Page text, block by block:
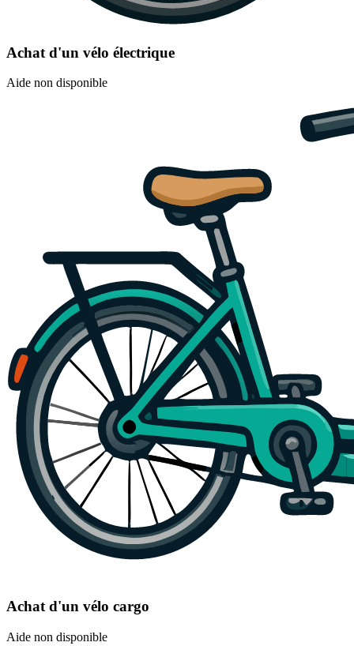
Achat d'un vélo électrique
Aide non disponible
Achat d'un vélo cargo
Aide non disponible